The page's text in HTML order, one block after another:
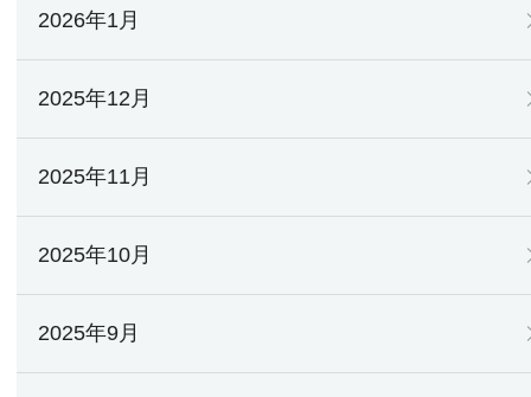
2026年1月
2025年12月
2025年11月
2025年10月
2025年9月